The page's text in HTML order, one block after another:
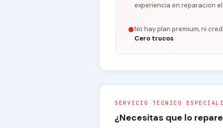
experiencia en reparacion
●No hay plan premium, ni
Cero trucos.
SERVICIO TECNICO
¿Necesitas que lo